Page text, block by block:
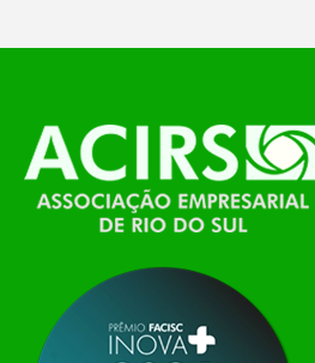
O Polo ACATE-ACIRS, por
de Tecnologia da Informação
Itajaí, realizou, no dia 21 de
Conexão Tech NIAVI,
tecnologia da região para
apresentação de novas
encontro aconteceu em Rio…